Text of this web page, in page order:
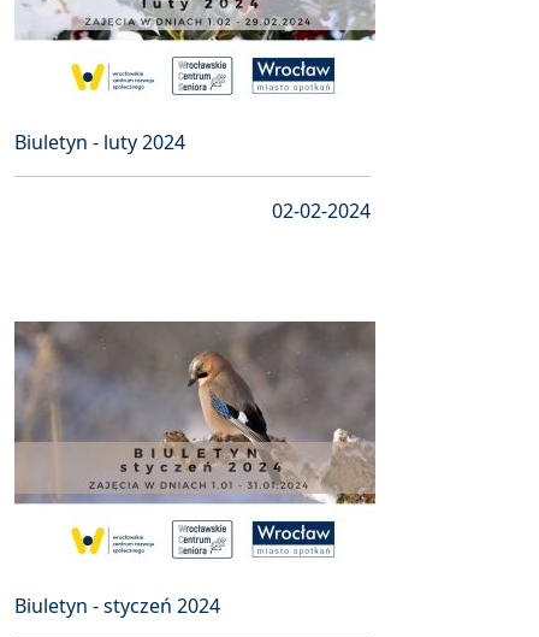
Biuletyn - luty 2024
02-02-2024
Biuletyn - styczeń 2024